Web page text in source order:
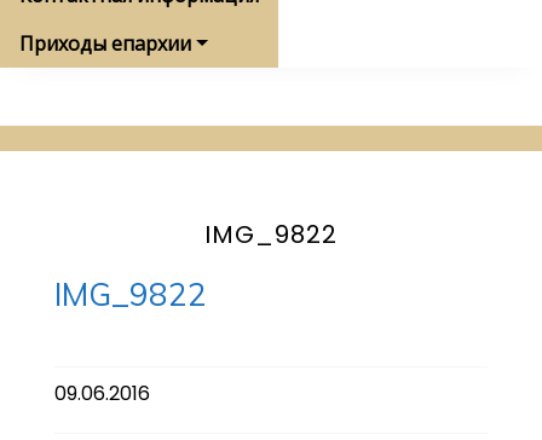
Приходы епархии
IMG_9822
IMG_9822
09.06.2016